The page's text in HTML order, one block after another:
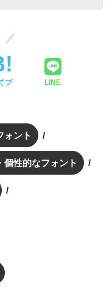
ブ LINE
ォント
個性的なフォント